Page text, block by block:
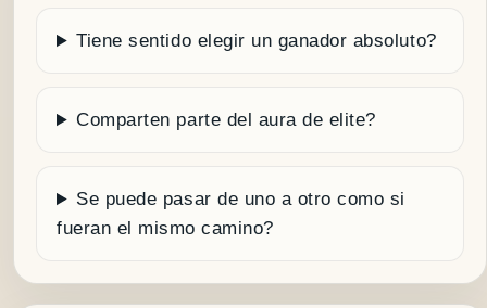
Tiene sentido elegir un ganador absoluto?
Comparten parte del aura de elite?
Se puede pasar de uno a otro como si
fueran el mismo camino?